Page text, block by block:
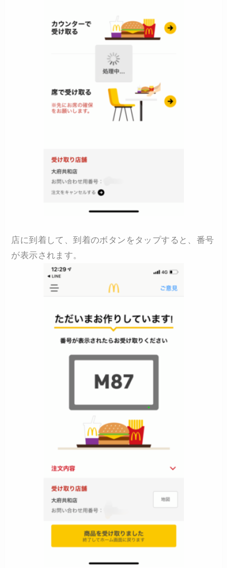
店に到着して、到着のボタンをタップすると、番号
が表示されます。